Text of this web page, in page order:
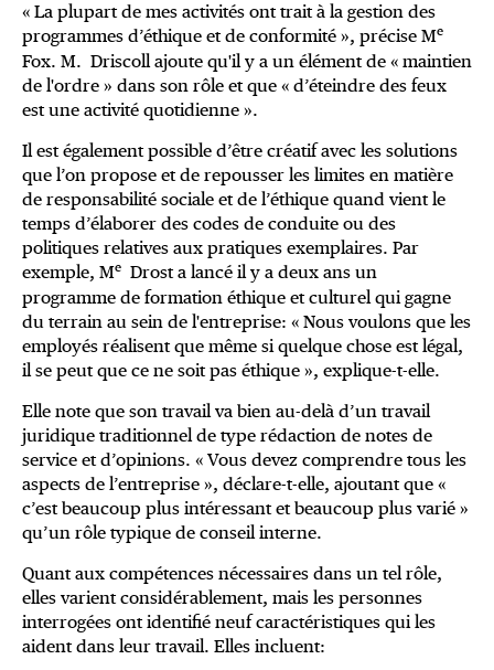
« La plupart de mes activités ont trait à la gestion des
programmes d’éthique et de conformité », précise Me
Fox. M. Driscoll ajoute qu'il y a un élément de « maintien
de l'ordre » dans son rôle et que « d’éteindre des feux
est une activité quotidienne ».
Il est également possible d’être créatif avec les solutions
que l’on propose et de repousser les limites en matière
de responsabilité sociale et de l’éthique quand vient le
temps d’élaborer des codes de conduite ou des
politiques relatives aux pratiques exemplaires. Par
exemple, Me Drost a lancé il y a deux ans un
programme de formation éthique et culturel qui gagne
du terrain au sein de l'entreprise: « Nous voulons que les
employés réalisent que même si quelque chose est légal,
il se peut que ce ne soit pas éthique », explique-t-elle.
Elle note que son travail va bien au-delà d’un travail
juridique traditionnel de type rédaction de notes de
service et d’opinions. « Vous devez comprendre tous les
aspects de l’entreprise », déclare-t-elle, ajoutant que «
c’est beaucoup plus intéressant et beaucoup plus varié »
qu’un rôle typique de conseil interne.
Quant aux compétences nécessaires dans un tel rôle,
elles varient considérablement, mais les personnes
interrogées ont identifié neuf caractéristiques qui les
aident dans leur travail. Elles incluent: